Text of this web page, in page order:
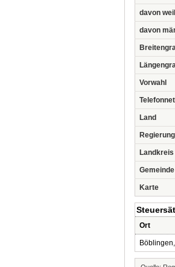
davon
davon
Vorwahl
Land
Landkreis
Gemeinde
Karte
Ort